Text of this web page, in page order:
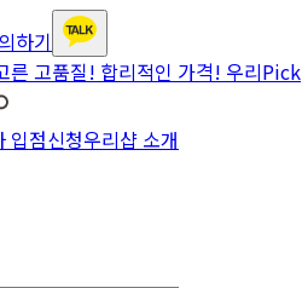
하기
른 고품질! 합리적인 가격! 우리Pick
입점신청우리샵 소개